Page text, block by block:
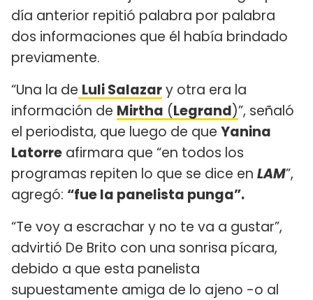
día anterior repitió palabra por palabra
dos informaciones que él había brindado
previamente.
“Una la de Luli Salazary otra era la
información de Mirtha (Legrand)”, señaló
el periodista, que luego de que Yanina
Latorre afirmara que “en todos los
programas repiten lo que se dice en LAM”,
agregó: “fue la panelista punga”.
“Te voy a escrachar y no te va a gustar”,
advirtió De Brito con una sonrisa pícara,
debido a que esta panelista
supuestamente amiga de lo ajeno -o al